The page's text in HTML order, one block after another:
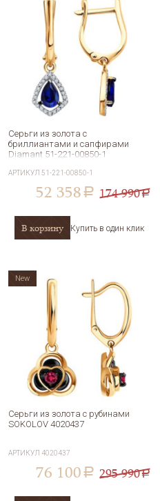
Серьги из золота с
бриллиантами и сапфирами
Diamant 51-221-00850-1
АРТИКУЛ51-221-00850-1
52 358 a 174 990a
В корзину Купить в один клик
Серьги из золота с рубинами
SOKOLOV 4020437
АРТИКУЛ 4020437
76 100 a 295 990a
New